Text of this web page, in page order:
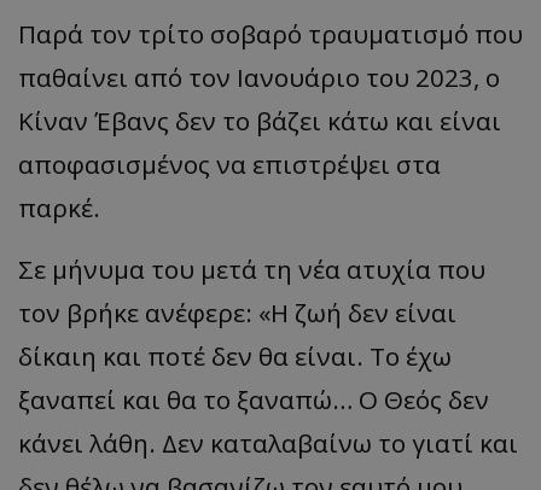
Παρά τον τρίτο σοβαρό τραυματισμό που
παθαίνει από τον Ιανουάριο του 2023, ο
Κίναν Έβανς δεν το βάζει κάτω και είναι
αποφασισμένος να επιστρέψει στα
παρκέ.
Σε μήνυμα του μετά τη νέα ατυχία που
τον βρήκε ανέφερε: «Η ζωή δεν είναι
δίκαιη και ποτέ δεν θα είναι. Το έχω
ξαναπεί και θα το ξαναπώ… Ο Θεός δεν
κάνει λάθη. Δεν καταλαβαίνω το γιατί και